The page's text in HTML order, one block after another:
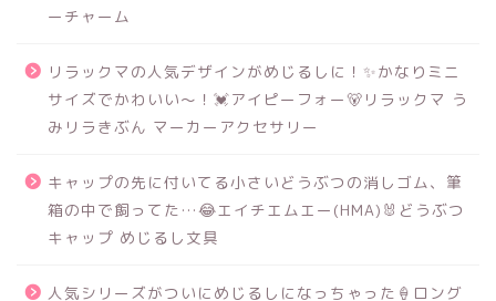
ーチャーム
リラックマの人気デザインがめじるしに！✨かなりミニ
サイズでかわいい～！💓アイピーフォー🐻リラックマ う
みリラきぶん マーカーアクセサリー
キャップの先に付いてる小さいどうぶつの消しゴム、筆
箱の中で飼ってた…😂エイチエムエー(HMA)🐰どうぶつ
キャップ めじるし文具
人気シリーズがついにめじるしになっちゃった🍦ロング